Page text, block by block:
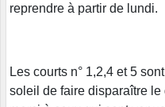
reprendre à partir de lundi.
Les courts n° 1,2,4 et 5
soleil de faire disparaître le